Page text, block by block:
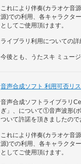
これにより伴奏(カラオケ音
源)での利用、各キャラクタ
としてご使用頂けます。
ライブラリ利用についての詳
今後とも、うたスキ ミュー
音声合成ソフト 利用可否リ
音声合成ソフトライブラリ
ぎ」、について①音声波形(
ついて許諾を頂きましたので
これにより伴奏(カラオケ音
源)での利用、各キャラクタ
としてご使用頂けます。